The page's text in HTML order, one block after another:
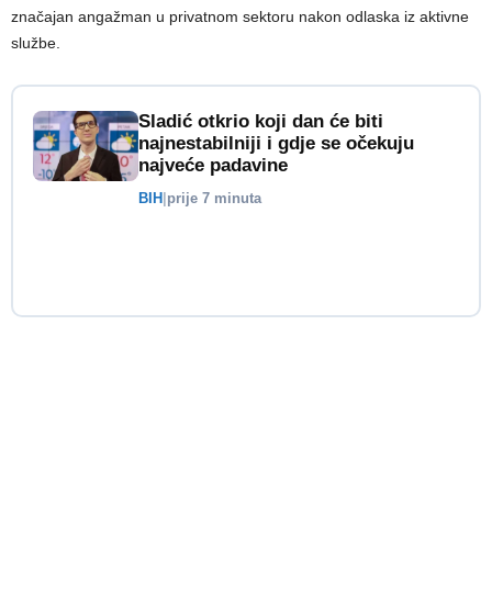
značajan angažman u privatnom sektoru nakon odlaska iz aktivne
službe.
Sladić otkrio koji dan će biti
najnestabilniji i gdje se očekuju
najveće padavine
BIH prije 7 minuta